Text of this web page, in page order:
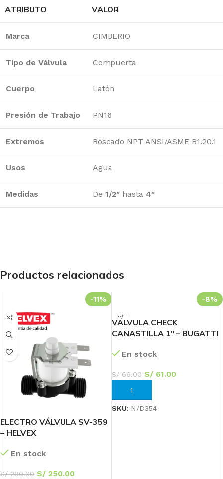
ATRIBUTO VALOR
Marca CIMBERIO
Tipo de Válvula Compuerta
Cuerpo Latón
Presión de Trabajo PN16
Extremos Roscado NPT ANSI/ASME B1.20.1
Usos Agua
Medidas De 1/2″ hasta 4″
Productos relacionados
-11%
ELECTRO VÁLVULA SV-359
– HELVEX
En stock
S/280.00 S/ 250.00
-8%
VÁLVULA CHECK
CANASTILLA 1″ – BUGATTI
En stock
S/66.00 S/61.00
AÑADIR AL CARRITO
SKU: N/D354